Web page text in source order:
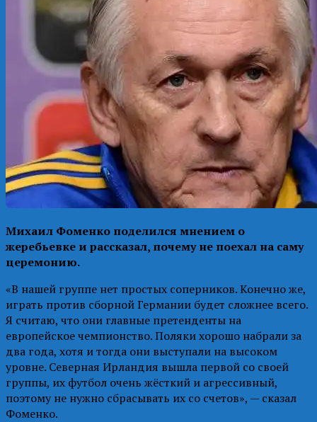
Михаил Фоменко поделился мнением о
жеребьевке и рассказал, почему не поехал на саму
церемонию.
«В нашей группе нет простых соперников. Конечно же,
играть против сборной Германии будет сложнее всего.
Я считаю, что они главные претенденты на
европейское чемпионство. Поляки хорошо набрали за
два года, хотя и тогда они выступали на высоком
уровне. Северная Ирландия вышла первой со своей
группы, их футбол очень жёсткий и агрессивный,
поэтому не нужно сбрасывать их со счетов», — сказал
Фоменко.